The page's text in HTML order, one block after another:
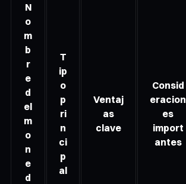
N
o
m
b
r
e
d
el
m
o
n
e
d
T
ip
o
p
ri
n
ci
p
al
Ventaj
as
clave
Consid
eracion
es
import
antes